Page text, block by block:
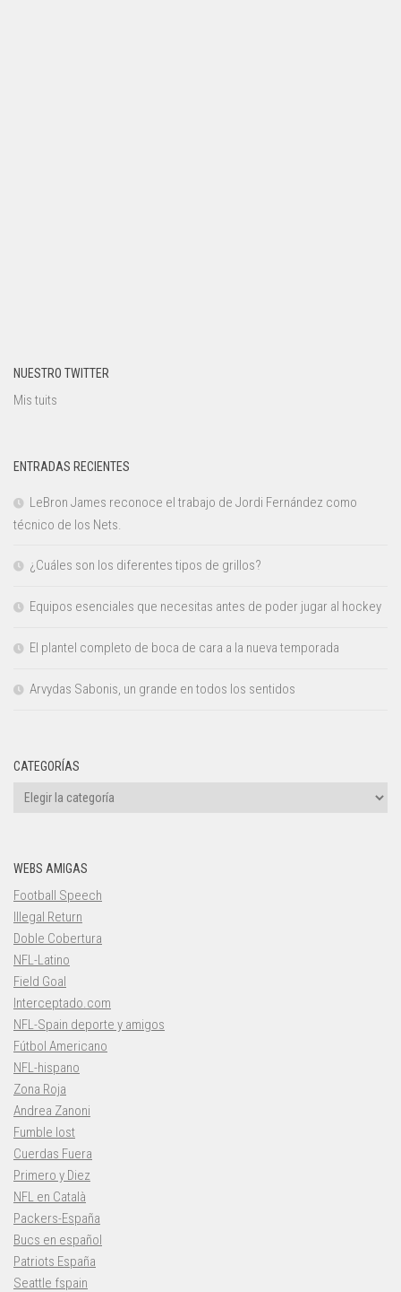
NUESTRO TWITTER
Mis tuits
ENTRADAS RECIENTES
LeBron James reconoce el trabajo de Jordi Fernández como
técnico de los Nets.
¿Cuáles son los diferentes tipos de grillos?
Equipos esenciales que necesitas antes de poder jugar al hockey
El plantel completo de boca de cara a la nueva temporada
Arvydas Sabonis, un grande en todos los sentidos
CATEGORÍAS
Categorías
WEBS AMIGAS
Football Speech
Illegal Return
Doble Cobertura
NFL-Latino
Field Goal
Interceptado.com
NFL-Spain deporte y amigos
Fútbol Americano
NFL-hispano
Zona Roja
Andrea Zanoni
Fumble lost
Cuerdas Fuera
Primero y Diez
NFL en Català
Packers-España
Bucs en español
Patriots España
Seattle fspain